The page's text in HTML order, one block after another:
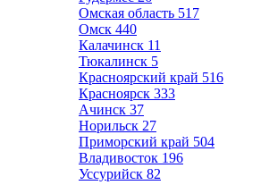
Омская область 517
Омск 440
Калачинск 11
Тюкалинск 5
Красноярский край 516
Красноярск 333
Ачинск 37
Норильск 27
Приморский край 504
Владивосток 196
Уссурийск 82